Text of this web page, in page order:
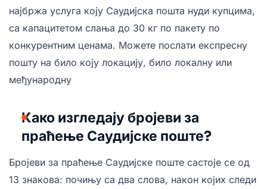
најбржа услуга коју Саудијска пошта нуди купцима,
са капацитетом слања до 30 кг по пакету по
конкурентним ценама. Можете послати експресну
пошту на било коју локацију, било локалну или
међународну
Како изгледају бројеви за
праћење Саудијске поште?
Бројеви за праћење Саудијске поште састоје се од
13 знакова: почињу са два слова, након којих следи